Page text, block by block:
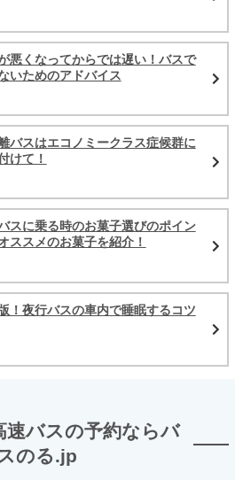
悪くなってからでは遅い！バスで
いためのアドバイス
バスはエコノミークラス症候群に
けて！
スに乗る時のお菓子選びのポイン
ススメのお菓子を紹介！
！夜行バスの車内で睡眠するコツ
速バスの予約ならバ
のる.jp